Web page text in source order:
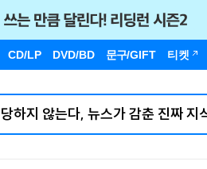
CD/LP DVD/BD 문구/GIFT 티켓